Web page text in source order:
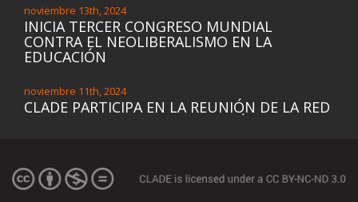
noviembre 13th, 2024
INICIA TERCER CONGRESO MUNDIAL
CONTRA EL NEOLIBERALISMO EN LA
EDUCACIÓN
noviembre 11th, 2024
CLADE PARTICIPA EN LA REUNIÓN DE LA RED
LAS NACIONES UNIDAS (UNGEI) Y PRESENTA
LA DECLARACIÓN REGIONAL